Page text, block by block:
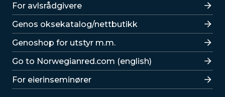
For avlsrådgivere
Lenker
Genos oksekatalog/nettbutikk
Genoshop for utstyr m.m.
Go to Norwegianred.com (english)
For eierinseminører